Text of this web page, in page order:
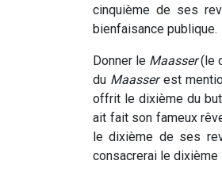
cinquième de ses
bienfaisance publique.
Donner le Maasser(le
du Maasserest
offrit le dixième du
ait fait son fameux
le dixième de ses
consacrerai le dixième